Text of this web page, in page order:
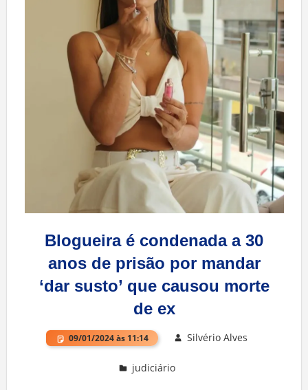
Blogueira é condenada a 30
anos de prisão por mandar
‘dar susto’ que causou morte
de ex
09/01/2024 às 11:14 Silvério Alves
judiciário